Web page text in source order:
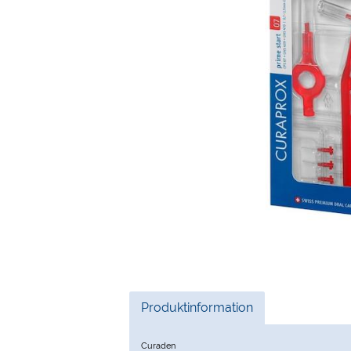
Current
Produktinformation
Curaden